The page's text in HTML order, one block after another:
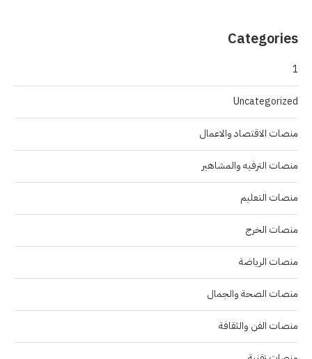
Categories
1
Uncategorized
منصات الاقتصاد والاعمال
منصات الترفيه والمشاهير
منصات التعليم
منصات الخرج
منصات الرياضة
منصات الصحة والجمال
منصات الفن والثقافة